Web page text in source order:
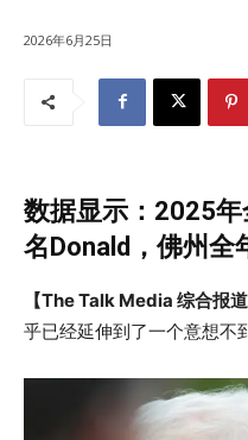
2026年6月25日
数据显示：2025
名Donald，佛州全
【The Talk Media 综合报道
乎已经延伸到了一个意想不